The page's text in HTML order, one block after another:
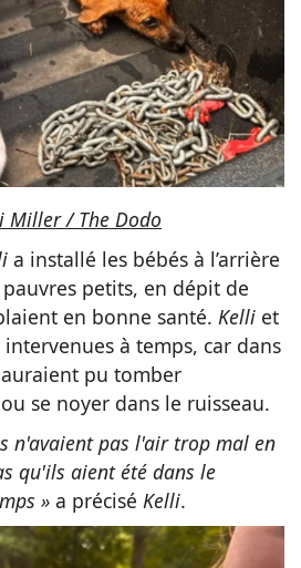
/ The Dodo
a installé les bébés à l’arrière
petits, en dépit de
en bonne santé. Kelli et
à temps, car dans
pu tomber
se noyer dans le ruisseau.
n'avaient pas l'air trop mal en
qu'ils aient été dans le
» a précisé Kelli.